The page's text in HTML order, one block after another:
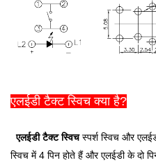
एलईडी टैक्ट स्विच क्या है?
एलईडी टैक्ट स्विचस्पर्श स्विच और
स्विच में 4 पिन होते हैं और एलईडी के दो